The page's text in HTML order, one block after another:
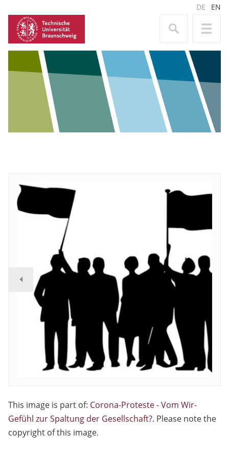
DE EN
This image is part of: Corona-Proteste - Vom Wir-
Gefühl zur Spaltung der Gesellschaft?. Please note the
copyright of this image.